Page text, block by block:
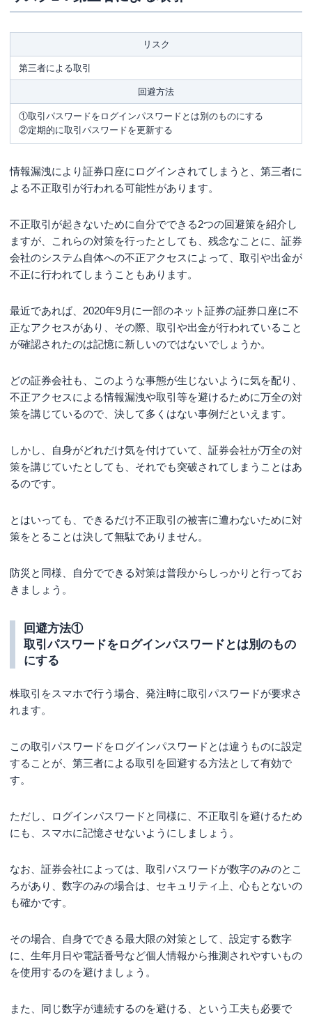
リスク
第三者による取引
回避方法
①取引パスワードをログインパスワードとは別のものにする
②定期的に取引パスワードを更新する
情報漏洩により証券口座にログインされてしまうと、第三者に
よる不正取引が行われる可能性があります。
不正取引が起きないために自分でできる2つの回避策を紹介し
ますが、これらの対策を行ったとしても、残念なことに、証券
会社のシステム自体への不正アクセスによって、取引や出金が
不正に行われてしまうこともあります。
最近であれば、2020年9月に一部のネット証券の証券口座に不
正なアクセスがあり、その際、取引や出金が行われていること
が確認されたのは記憶に新しいのではないでしょうか。
どの証券会社も、このような事態が生じないように気を配り、
不正アクセスによる情報漏洩や取引等を避けるために万全の対
策を講じているので、決して多くはない事例だといえます。
しかし、自身がどれだけ気を付けていて、証券会社が万全の対
策を講じていたとしても、それでも突破されてしまうことはあ
るのです。
とはいっても、できるだけ不正取引の被害に遭わないために対
策をとることは決して無駄でありません。
防災と同様、自分でできる対策は普段からしっかりと行ってお
きましょう。
回避方法①
取引パスワードをログインパスワードとは別のもの
にする
株取引をスマホで行う場合、発注時に取引パスワードが要求さ
れます。
この取引パスワードをログインパスワードとは違うものに設定
することが、第三者による取引を回避する方法として有効で
す。
ただし、ログインパスワードと同様に、不正取引を避けるため
にも、スマホに記憶させないようにしましょう。
なお、証券会社によっては、取引パスワードが数字のみのとこ
ろがあり、数字のみの場合は、セキュリティ上、心もとないの
も確かです。
その場合、自身でできる最大限の対策として、設定する数字
に、生年月日や電話番号など個人情報から推測されやすいもの
を使用するのを避けましょう。
また、同じ数字が連続するのを避ける、という工夫も必要で